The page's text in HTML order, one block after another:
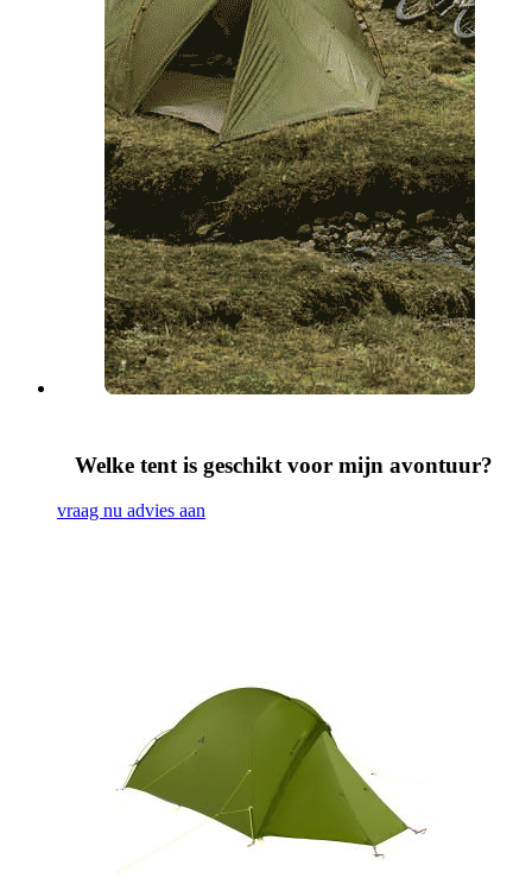
Welke tent is geschikt voor mijn avontuur?
vraag nu advies aan